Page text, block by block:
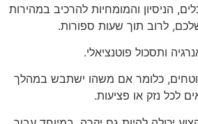
הניסיון והמומחיות להרכיב במהירות
לרוב תוך שעות ספורות.
ותסכול פוטנציאלי.
כלומר אם משהו ישתבש במהלך
לכל נזק או פציעות.